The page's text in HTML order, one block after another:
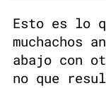
Esto es lo
muchachos
abajo con
no que